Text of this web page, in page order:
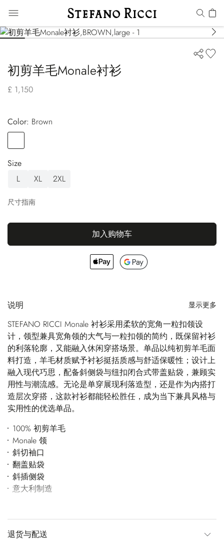
初剪羊毛Monale衬衫
£ 1,150
Color:
brown
Size
L
XL 2XL
尺寸指南
加入购物车
说明 显示更多
STEFANO RICCI Monale 衬衫采用柔软的宽角一粒扣领设
计，领型兼具宽角领的大气与一粒扣领的简约，既保留衬衫
的利落轮廓，又能融入休闲穿搭场景。单品以纯初剪羊毛面
料打造，羊毛材质赋予衬衫挺括质感与舒适保暖性；设计上
融入现代巧思，配备斜侧袋与纽扣闭合式带盖贴袋，兼顾实
用性与潮流感。无论是单穿展现利落造型，还是作为内搭打
造层次穿搭，这款衬衫都能轻松胜任，成为当下兼具风格与
实用性的优选单品。
100% 初剪羊毛
Monale 领
斜切袖口
翻盖贴袋
斜插侧袋
意大利制造
退货与配送